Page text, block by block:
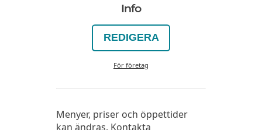
Info
REDIGERA
För företag
Menyer, priser och öppettider
kan ändras. Kontakta